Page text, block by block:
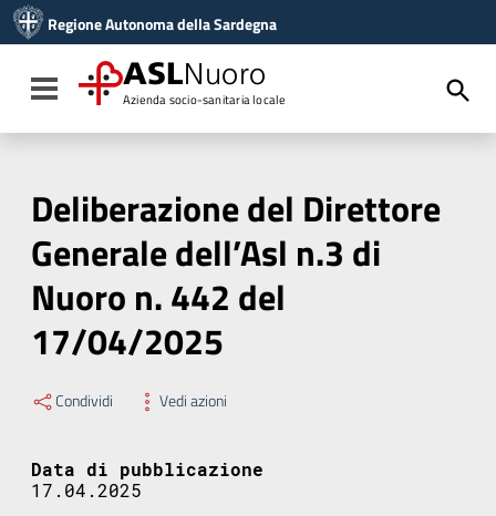
Vai al menu di navigazione
Vai al footer
Regione Autonoma della Sardegna
Toggle navigation
ASLNuoro
Azienda socio-sanitaria locale
Deliberazione del Direttore
Generale dell’Asl n.3 di
Nuoro n. 442 del
17/04/2025
Condividi Vedi azioni
Data di pubblicazione
17.04.2025